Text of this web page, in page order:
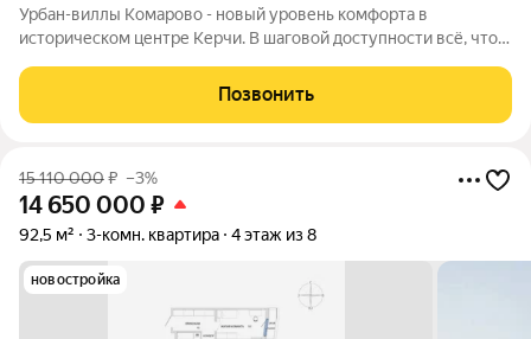
Урбан-виллы Комарово - новый уровень комфорта в
историческом центре Керчи. В шаговой доступности всё, что
благодаря обилию парковых зон. Прямо под окнами самый
большой ландшафтный парк в
Позвонить
15 110 000₽ –3%
14 650 000 ₽
92,5 м² 3-комн. квартира 4 этаж из 8
новостройка